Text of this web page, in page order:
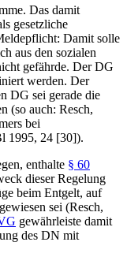
Das damit
gesetzliche
Damit solle
aus den sozialen
gefährde. Der DG
werden. Der
DG sei gerade die
(so auch: Resch,
bei
1995, 24 [30]).
enthalte § 60
dieser Regelung
beim Entgelt, auf
sei (Resch,
gewährleiste damit
des DN mit